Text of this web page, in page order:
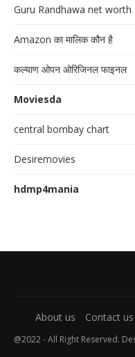
Guru Randhawa net worth
Amazon का मालिक कौन है
कल्याण ओपन ओरिजिनल फाइनल
Moviesda
central bombay chart
Desiremovies
hdmp4mania
About us Contact us
@2022 - All Right Reserved.